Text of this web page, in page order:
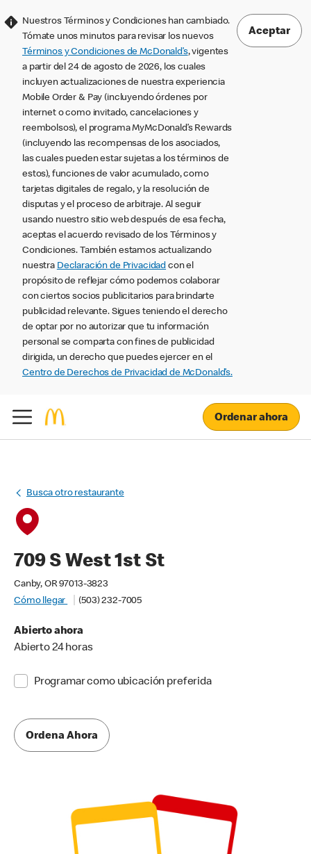
Nuestros Términos y Condiciones han cambiado.
Tómate unos minutos para revisar los nuevos
Términos y Condiciones de McDonald’s, vigentes
a partir del 24 de agosto de 2026, los cuales
incluyen actualizaciones de nuestra experiencia
Mobile Order & Pay (incluyendo órdenes por
internet o como invitado, cancelaciones y
reembolsos), el programa MyMcDonald’s Rewards
(incluyendo las recompensas de los asociados,
las cuales pueden estar sujetas a los términos de
estos), funciones de valor acumulado, como
tarjetas digitales de regalo, y la resolución de
disputas y el proceso de arbitraje. Al seguir
usando nuestro sitio web después de esa fecha,
aceptas el acuerdo revisado de los Términos y
Condiciones. También estamos actualizando
nuestra Declaración de Privacidad con el
propósito de reflejar cómo podemos colaborar
con ciertos socios publicitarios para brindarte
publicidad relevante. Sigues teniendo el derecho
de optar por no autorizar que tu información
personal se comparta con fines de publicidad
dirigida, un derecho que puedes ejercer en el
Centro de Derechos de Privacidad de McDonald’s.
Aceptar
Ordenar ahora
Busca otro restaurante
709 S West 1st St
Canby, OR 97013-3823
Cómo llegar
(503) 232-7005
Abierto ahora
Abierto 24 horas
Programar como ubicación preferida
Ordena Ahora